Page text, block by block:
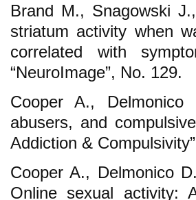
Brand M., Snagowski
striatum activity when
correlated with
“NeuroImage”, No. 129.
Cooper A.,
abusers, and
Addiction &
Cooper A., Delmonico
Online sexual activity: